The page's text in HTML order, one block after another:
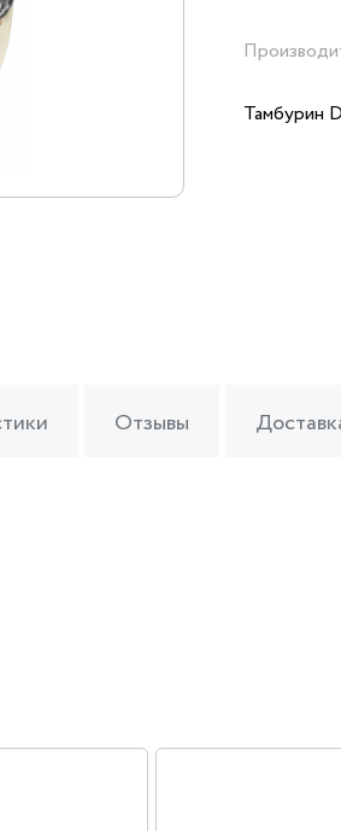
Тамбурин
Отзывы